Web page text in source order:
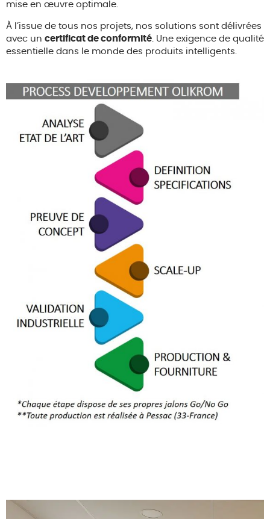
mise en œuvre optimale.
À l’issue de tous nos projets, nos solutions sont délivrées
avec un certificat de conformité. Une exigence de qualité
essentielle dans le monde des produits intelligents.